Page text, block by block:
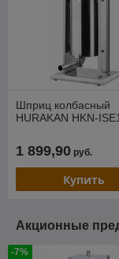
Шприц колбасный
HURAKAN HKN-
1 899,90 руб.
Купить
Акционные
-7%